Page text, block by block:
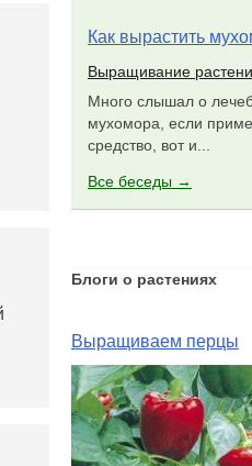
Как вырастить
Выращивание
Много слышал о
мухомора, если
средство, вот и...
Все беседы →
Блоги о растениях
Выращиваем перцы